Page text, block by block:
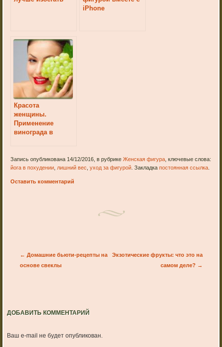
iPhone
Красота
женщины.
Применение
винограда в
Запись опубликована 14/12/2016, в рубрикеЖенская фигура , ключевые слова:
йога в похудении лишний вес ,уход за фигурой . Закладкапостоянная ссылка
Оставить комментарий
Post navigation
← Домашние бьюти-рецепты на
основе свеклы
Экзотические фрукты: что это на
самом деле? →
ДОБАВИТЬ КОММЕНТАРИЙ
Ваш e-mail не будет опубликован.